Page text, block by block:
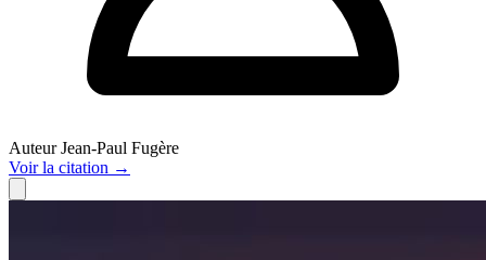
Auteur Jean-Paul Fugère
Voirla citation →